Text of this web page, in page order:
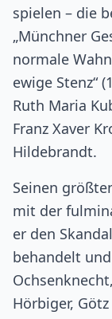
spielen – die
„Münchner
normale
ewige Stenz“
Ruth Maria
Franz Xaver
Hildebrandt.
Seinen
mit der
er den
behandelt
Hörbiger,